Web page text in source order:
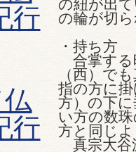
の紐が出
の輪が切
・持ち方
合掌する
（西）で
指の方に
方）の下
い方の数
方と同じ
真宗大谷
行
行